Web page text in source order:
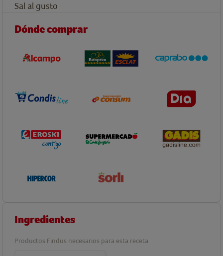
Sal al gusto
Dónde comprar
Ingredientes
Productos Findus necesarios para esta receta